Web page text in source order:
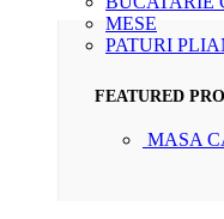
MESE
PATURI
FEATURED
MASA